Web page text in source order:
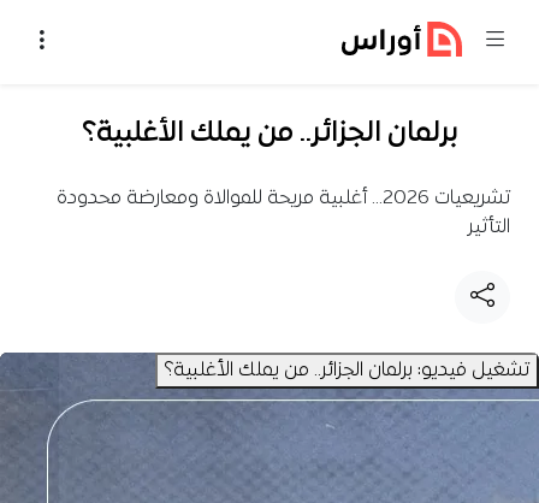
برلمان الجزائر.. من يملك الأغلبية؟
تشريعيات 2026... أغلبية مريحة للموالاة ومعارضة محدودة
التأثير
تشغيل فيديو: برلمان الجزائر.. من يملك الأغلبية؟